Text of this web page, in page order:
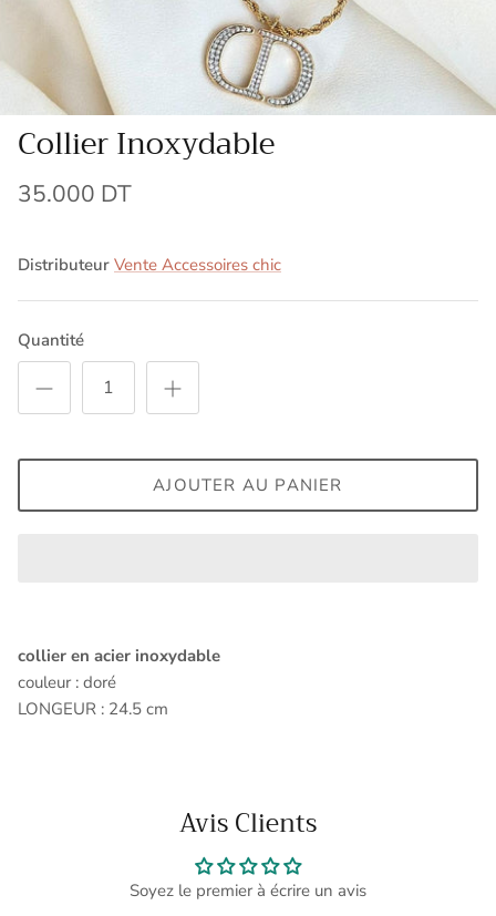
Collier Inoxydable
35.000 DT
Distributeur Vente Accessoires chic
Quantité
AJOUTER AU PANIER
collier en acier inoxydable
couleur : doré
LONGEUR : 24.5 cm
Avis Clients
Soyez le premier à écrire un avis